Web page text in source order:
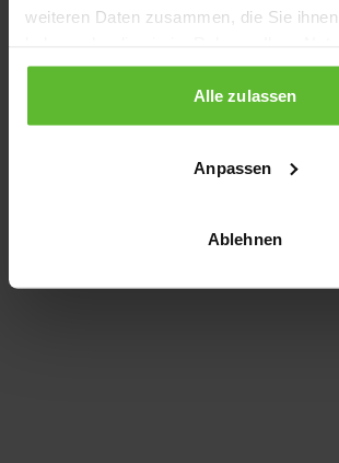
weiteren Daten zusammen, die Sie
gesammelt haben.
Alle zulassen
Anpassen
Ablehnen